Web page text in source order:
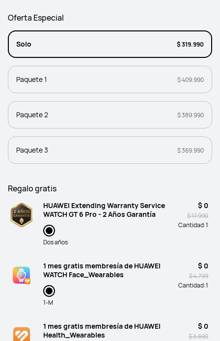
Oferta Especial
Solo $ 319.990
Paquete 1 $ 409.990
Paquete 2 $ 389.990
Paquete 3 $ 369.990
Regalo gratis
HUAWEI Extending Warranty Service
WATCH GT 6 Pro - 2 Años Garantía
Dos años
$ 0
$ 17.990
Cantidad:1
1 mes gratis membresía de HUAWEI
WATCH Face_Wearables
1-M
$ 0
$ 4.799
Cantidad:1
1 mes gratis membresía de HUAWEI
Health_Wearables
$ 0
$ 3.690